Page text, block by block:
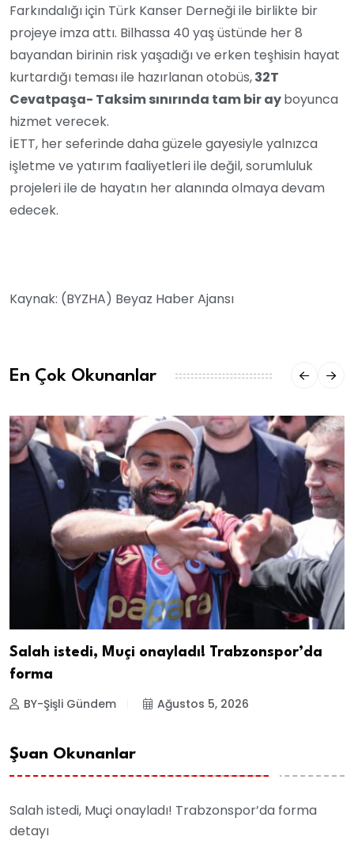
Farkındalığı için Türk Kanser Derneği ile birlikte bir
projeye imza attı. Bilhassa 40 yaş üstünde her 8
bayandan birinin risk yaşadığı ve erken teşhisin hayat
kurtardığı teması ile hazırlanan otobüs,32T
Cevatpaşa- Taksim sınırında tam bir ayboyunca
hizmet verecek.
İETT, her seferinde daha güzele gayesiyle yalnızca
işletme ve yatırım faaliyetleri ile değil, sorumluluk
projeleri ile de hayatın her alanında olmaya devam
edecek.
Kaynak: (BYZHA) Beyaz Haber Ajansı
En Çok Okunanlar
Salah istedi, Muçi onayladı! Trabzonspor’da
forma
BY-Şişli Gündem Ağustos 5, 2026
Şuan Okunanlar
Salah istedi, Muçi onayladı! Trabzonspor’da forma
detayı